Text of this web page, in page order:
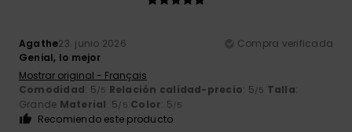
Agathe23. junio 2026
Compra verificada
Genial, lo mejor
Mostrar original - Français
Comodidad: 5/5 Relación calidad-precio: 5/5 Talla:
Grande Material: 5/5 Color: 5/5
Recomiendo este producto